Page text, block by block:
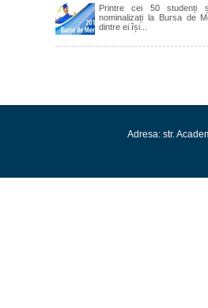
Printre cei 50 studenți
nominalizați la Bursa de
dintre ei își...
Adresa: str.